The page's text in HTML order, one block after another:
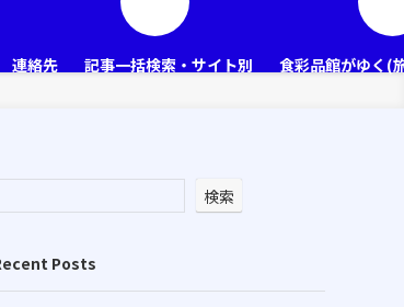
連絡先 記事一括検索・サイト別 食彩品館がゆく(
検索
Posts